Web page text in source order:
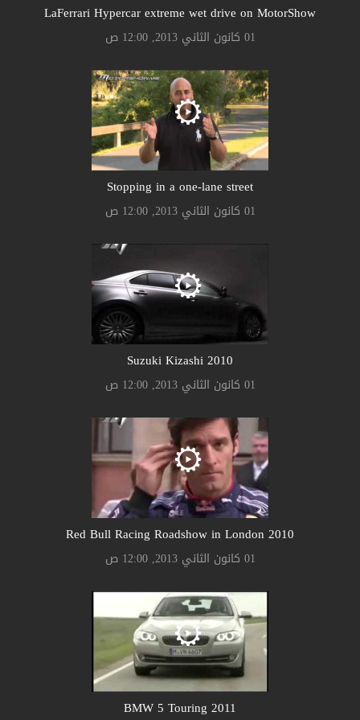
LaFerrari Hypercar extreme wet drive on MotorShow
01 كانون الثاني 2013, 12:00 ص
Stopping in a one-lane street
01 كانون الثاني 2013, 12:00 ص
Suzuki Kizashi 2010
01 كانون الثاني 2013, 12:00 ص
2010 Red Bull Racing Roadshow in London
01 كانون الثاني 2013, 12:00 ص
2011 BMW 5 Touring